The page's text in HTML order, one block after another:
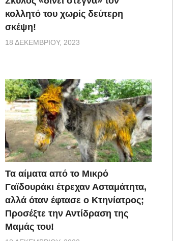
κολλητό του χωρίς δεύτερη
σκέψη!
18 ΔΕΚΕΜΒΡΊΟΥ, 2023
Τα αίματα από το Μικρό
Γαϊδουράκι έτρεχαν Ασταμάτητα,
αλλά όταν έφτασε ο Κτηνίατρος;
Προσέξτε την Αντίδραση της
Μαμάς του!